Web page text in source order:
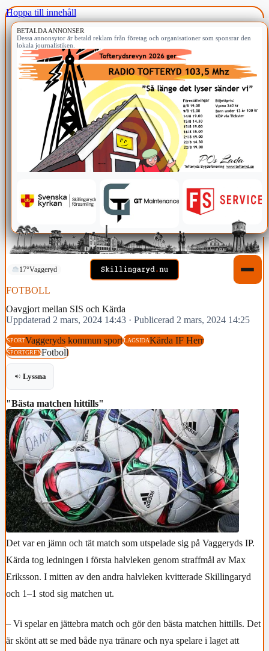
Hoppa till innehåll
BETALDA ANNONSER
Dessa annonsytor är betald reklam från företag och organisationer som sponsrar den
lokala journalistiken.
17°Vaggeryd
FOTBOLL
Oavgjort mellan SIS och Kärda
Uppdaterad 2 mars, 2024 14:43 · Publicerad 2 mars, 2024 14:25
SPORTVaggeryds kommun sportLAGSIDAKärda IF Herr
SPORTGRENFotboll
Lyssna
"Bästa matchen hittills"
Det var en jämn och tät match som utspelade sig på Vaggeryds IP.
Kärda tog ledningen i första halvleken genom straffmål av Max
Eriksson. I mitten av den andra halvleken kvitterade Skillingaryd
och 1–1 stod sig matchen ut.
– Vi spelar en jättebra match och gör den bästa matchen hittills. Det
är skönt att se med både nya tränare och nya spelare i laget att